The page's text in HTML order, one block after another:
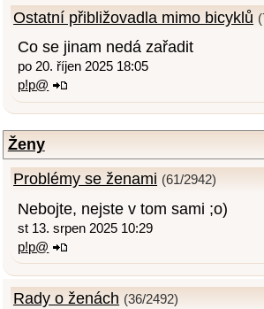
Ostatní přibližovadla mimo bicyklů
Co se jinam nedá zařadit
po 20. říjen 2025 18:05
p!p@
Ženy
Problémy se ženami (61/2942)
Nebojte, nejste v tom sami ;o)
st 13. srpen 2025 10:29
p!p@
Rady o ženách (36/2492)